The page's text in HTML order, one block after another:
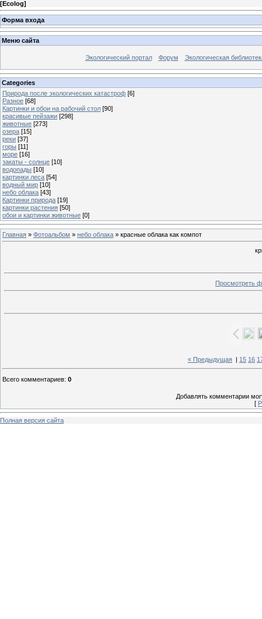
[Ecolog]
Форма входа
Меню сайта
Экологический портал Форум Экологическая
Categories
Природа после экологических катастроф [6]
Разное [68]
Картинки и обои на рабочий стол [90]
красивые пейзажи [298]
животные [273]
озера [15]
реки [37]
горы [11]
море [16]
закаты - солнце [10]
водопады [10]
картинки леса [54]
водный мир [10]
небо облака [43]
Картинки природа [19]
картинки растения [50]
обои и картинки животные [0]
Главная » Фотоальбом » небо облака » красные облака как компот
Просмотреть
« Предыдущая 15 16
Всего комментариев: 0
Добавлять комментарии
[
Полная версия сайта